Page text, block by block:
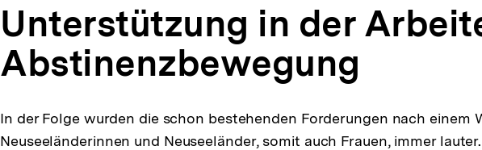
Unterstützung in der
Abstinenzbewegung
In der Folge wurden die schon bestehenden Forderungen nach einem
Neuseeländerinnen und Neuseeländer, somit auch Frauen, immer